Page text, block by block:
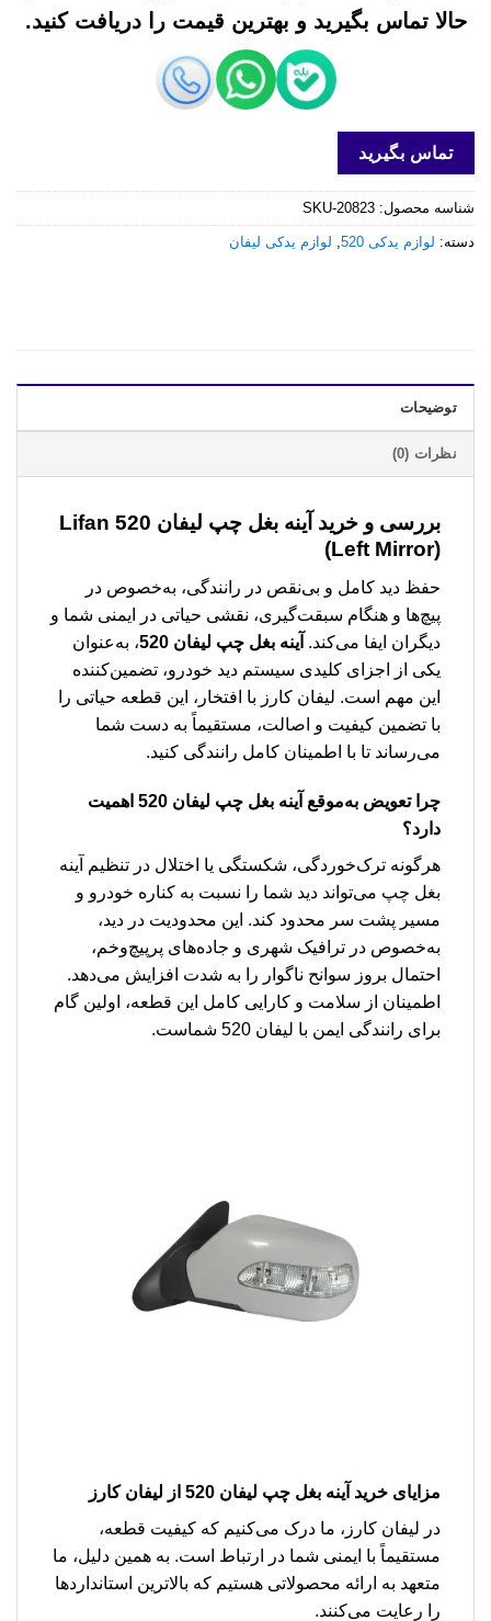
حالا تماس بگیرید و بهترین قیمت را دریافت کنید.
تماس بگیرید
شناسه محصول: SKU-20823
دسته: لوازم یدکی 520 , لوازم یدکی لیفان
توضیحات
نظرات (0)
بررسی و خرید
آینه بغل چپ لیفان 520 Lifan
(Left Mirror)
حفظ دید کامل و بی‌نقص در رانندگی، به‌خصوص در
پیچ‌ها و هنگام سبقت‌گیری، نقشی حیاتی در ایمنی شما و
دیگران ایفا می‌کند. آینه بغل چپ لیفان 520
، به‌عنوان
یکی از اجزای کلیدی سیستم دید خودرو، تضمین‌کننده
این مهم است. لیفان کارز با افتخار، این قطعه حیاتی را
با تضمین کیفیت و اصالت، مستقیماً به دست شما
می‌رساند تا با اطمینان کامل رانندگی کنید.
چرا تعویض به‌موقع آینه بغل چپ لیفان 520 اهمیت
دارد؟
هرگونه ترک‌خوردگی، شکستگی یا اختلال در تنظیم آینه
بغل چپ می‌تواند دید شما را نسبت به کناره خودرو و
مسیر پشت سر محدود کند. این محدودیت در دید،
به‌خصوص در ترافیک شهری و جاده‌های پرپیچ‌وخم،
احتمال بروز سوانح ناگوار را به شدت افزایش می‌دهد.
اطمینان از سلامت و کارایی کامل این قطعه، اولین گام
برای رانندگی ایمن با لیفان 520 شماست.
مزایای خرید آینه بغل چپ لیفان 520 از لیفان کارز
در لیفان کارز، ما درک می‌کنیم که کیفیت قطعه،
مستقیماً با ایمنی شما در ارتباط است. به همین دلیل، ما
متعهد به ارائه محصولاتی هستیم که بالاترین استانداردها
را رعایت می‌کنند.